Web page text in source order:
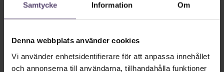
Samtycke Information Om
Denna webbplats använder cookies
Vi använder enhetsidentifierare för att anpassa innehållet
och annonserna till användarna, tillhandahålla funktioner